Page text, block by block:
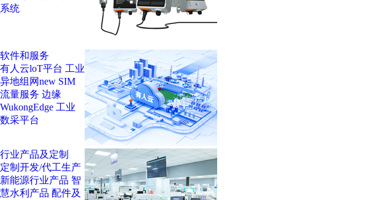
系统
软件和服务
有人云loT平台 工业
异地组网new SIM
流量服务 边缘
WukongEdge 工业
数采平台
行业产品及定制
定制开发/代工生产
新能源行业产品 智
慧水利产品 配件及